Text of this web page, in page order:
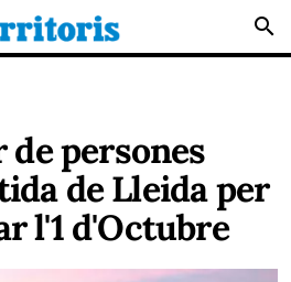
search
persones
de Lleida per
l'1 d'Octubre